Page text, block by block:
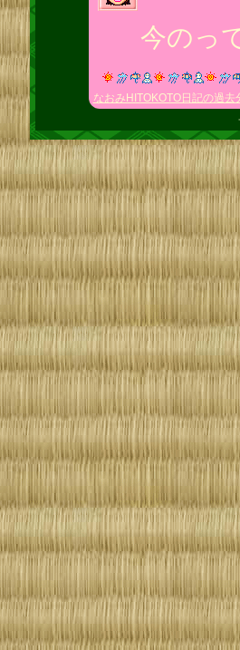
今のっ
なおみHITOKOTO日記の過去